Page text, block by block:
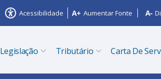
Acessibilidade Aumentar Fonte
Legislação Tributário Carta De